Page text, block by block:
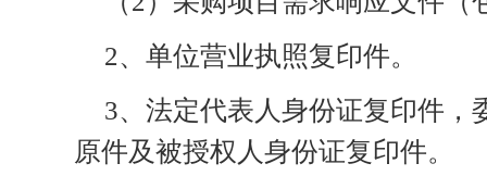
2、单位营业执照复印件。
3、法定代表人身份证复印件
原件及被授权人身份证复印件。